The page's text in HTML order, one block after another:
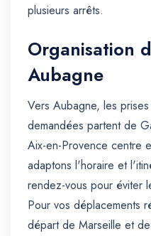
plusieurs arrêts.
Organisation
Aubagne
Vers Aubagne, les
demandées partent de
Aix-en-Provence centre
adaptons l'horaire et
rendez-vous pour éviter
Pour vos déplacements
départ de Marseille et